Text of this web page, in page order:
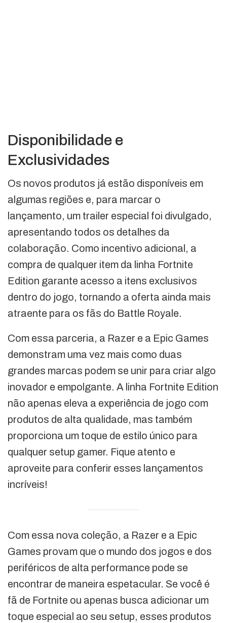
Disponibilidade e
Exclusividades
Os novos produtos já estão disponíveis em
algumas regiões e, para marcar o
lançamento, um trailer especial foi divulgado,
apresentando todos os detalhes da
colaboração. Como incentivo adicional, a
compra de qualquer item da linha Fortnite
Edition garante acesso a itens exclusivos
dentro do jogo, tornando a oferta ainda mais
atraente para os fãs do Battle Royale.
Com essa parceria, a Razer e a Epic Games
demonstram uma vez mais como duas
grandes marcas podem se unir para criar algo
inovador e empolgante. A linha Fortnite Edition
não apenas eleva a experiência de jogo com
produtos de alta qualidade, mas também
proporciona um toque de estilo único para
qualquer setup gamer. Fique atento e
aproveite para conferir esses lançamentos
incríveis!
Com essa nova coleção, a Razer e a Epic
Games provam que o mundo dos jogos e dos
periféricos de alta performance pode se
encontrar de maneira espetacular. Se você é
fã de Fortnite ou apenas busca adicionar um
toque especial ao seu setup, esses produtos